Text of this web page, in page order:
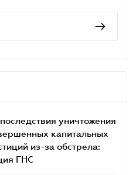
уничтожения
капитальных
из-за обстрела:
ГНС